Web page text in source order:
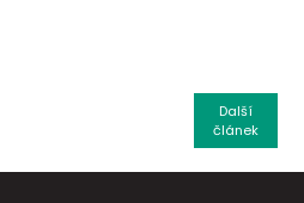
Další
článek